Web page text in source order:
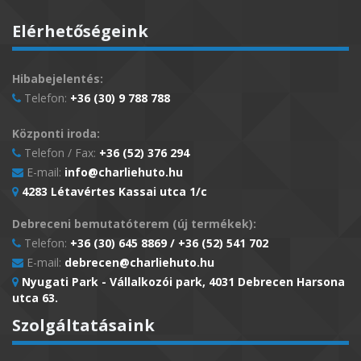
Elérhetőségeink
Hibabejelentés:
Telefon: +36 (30) 9 788 788
Központi iroda:
Telefon / Fax: +36 (52) 376 294
E-mail: info@charliehuto.hu
4283 Létavértes Kassai utca 1/c
Debreceni bemutatóterem (új termékek):
Telefon: +36 (30) 645 8869 / +36 (52) 541 702
E-mail: debrecen@charliehuto.hu
Nyugati Park - Vállalkozói park, 4031 Debrecen Harsona
utca 63.
Szolgáltatásaink